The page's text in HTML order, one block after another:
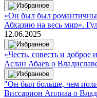
«Он был был
Абхазию на весь мир».
12.06.2025
«Честь, совесть и
Аслан Абаев о
"Он был больше, чем
Виссарион Аплиаа о